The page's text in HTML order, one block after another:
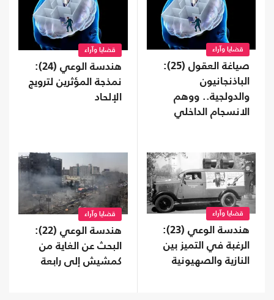
قضايا وآراء
صياغة العقول (25):
الباذنجانيون
والدولجية.. ووهم
الانسجام الداخلي
قضايا وآراء
هندسة الوعي (24):
نمذجة المؤثرين لترويج
الإلحاد
قضايا وآراء
هندسة الوعي (23):
الرغبة في التميز بين
النازية والصهيونية
قضايا وآراء
هندسة الوعي (22):
البحث عن الغاية من
كمشيش إلى رابعة